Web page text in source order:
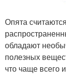
Опята
обладают
полезных
что чаще всего